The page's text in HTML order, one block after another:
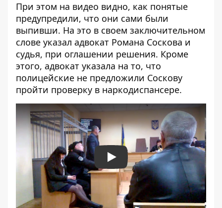
При этом на видео видно, как понятые
предупредили, что они сами были
выпивши. На это в своем заключительном
слове указал адвокат Романа Соскова и
судья, при оглашении решения. Кроме
этого, адвокат указала на то, что
полицейские не предложили Соскову
пройти проверку в наркодиспансере.
Play